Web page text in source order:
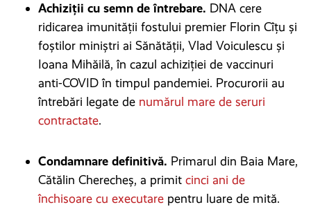
Achiziții cu semn de întrebare. DNA cere
ridicarea imunității fostului premier Florin Cîțu și
foștilor miniștri ai Sănătății, Vlad Voiculescu și
Ioana Mihăilă, în cazul achiziției de vaccinuri
anti-COVID în timpul pandemiei. Procurorii au
întrebări legate de numărul mare de seruri
contractate.
Condamnare definitivă. Primarul din Baia Mare,
Cătălin Cherecheș, a primit cinci ani de
închisoare cu executare pentru luare de mită.